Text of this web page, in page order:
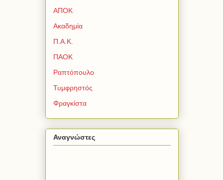
ΑΠΟΚ
Ακαδημία
Π.Α.Κ.
ΠΑΟΚ
Ραπτόπουλο
Τυμφρηστός
Φραγκίστα
Αναγνώστες